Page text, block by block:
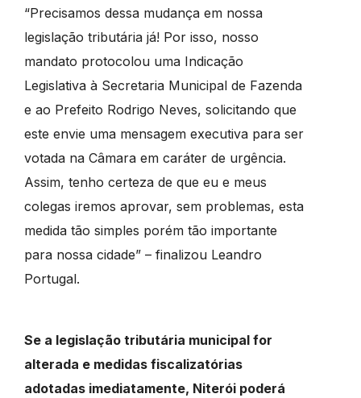
“Precisamos dessa mudança em nossa
legislação tributária já! Por isso, nosso
mandato protocolou uma Indicação
Legislativa à Secretaria Municipal de Fazenda
e ao Prefeito Rodrigo Neves, solicitando que
este envie uma mensagem executiva para ser
votada na Câmara em caráter de urgência.
Assim, tenho certeza de que eu e meus
colegas iremos aprovar, sem problemas, esta
medida tão simples porém tão importante
para nossa cidade” – finalizou Leandro
Portugal.
Se a legislação tributária municipal for
alterada e medidas fiscalizatórias
adotadas imediatamente, Niterói poderá